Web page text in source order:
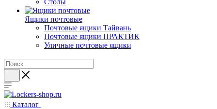
Столы
Ящики почтовые
Почтовые ящики Тайвань
Почтовые ящики ПРАКТИК
Уличные почтовые ящики
Каталог